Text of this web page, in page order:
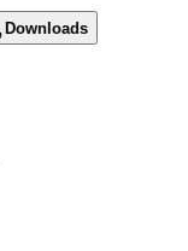
Downloads